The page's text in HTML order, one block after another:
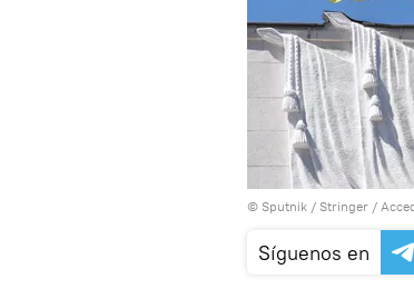
© Sputnik / Stringer /
Síguenos en